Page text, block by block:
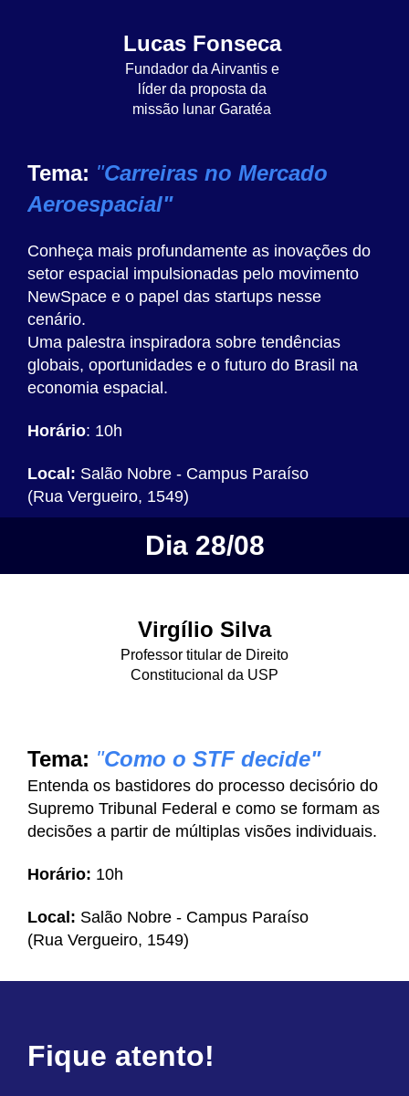
Lucas Fonseca
Fundador da Airvantis e
líder da proposta da
missão lunar Garatéa
Tema: "Carreiras no Mercado
Aeroespacial"
Conheça mais profundamente as inovações do
setor espacial impulsionadas pelo movimento
NewSpace e o papel das startups nesse
cenário.
Uma palestra inspiradora sobre tendências
globais, oportunidades e o futuro do Brasil na
economia espacial.
Horário: 10h
Local: Salão Nobre - Campus Paraíso
(Rua Vergueiro, 1549)
Dia 28/08
Virgílio Silva
Professor titular de Direito
Constitucional da USP
Tema: "Como o STF decide"
Entenda os bastidores do processo decisório do
Supremo Tribunal Federal e como se formam as
decisões a partir de múltiplas visões individuais.
Horário: 10h
Local: Salão Nobre - Campus Paraíso
(Rua Vergueiro, 1549)
Fique atento!